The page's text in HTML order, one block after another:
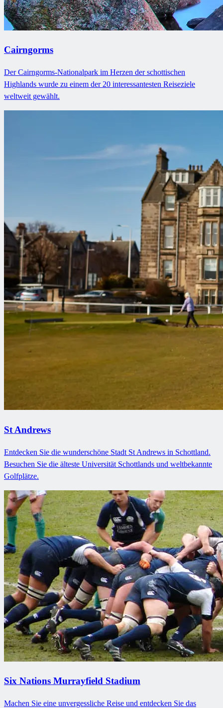
Cairngorms
Der Cairngorms-Nationalpark im Herzen der schottischen
Highlands wurde zu einem der 20 interessantesten Reiseziele
weltweit gewählt.
St Andrews
Entdecken Sie die wunderschöne Stadt St Andrews in Schottland.
Besuchen Sie die älteste Universität Schottlands und weltbekannte
Golfplätze.
Six Nations Murrayfield Stadium
Machen Sie eine unvergessliche Reise und entdecken Sie das